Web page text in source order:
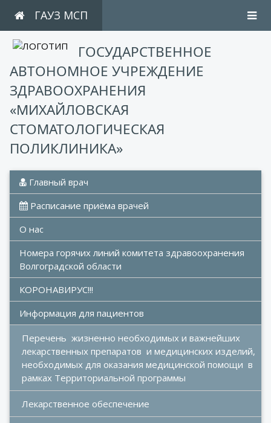
ГАУЗ МСП
ГОСУДАРСТВЕННОЕ
АВТОНОМНОЕ УЧРЕЖДЕНИЕ
ЗДРАВООХРАНЕНИЯ
«МИХАЙЛОВСКАЯ
СТОМАТОЛОГИЧЕСКАЯ
ПОЛИКЛИНИКА»
Главный врач
Расписание приёма врачей
О нас
Номера горячих линий комитета здравоохранения
Волгоградской области
КОРОНАВИРУС!!!
Информация для пациентов
Перечень  жизненно необходимых и важнейших
лекарственных препаратов  и медицинских изделий,
необходимых для оказания медицинской помощи  в
рамках Территориальной программы
Лекарственное обеспечение